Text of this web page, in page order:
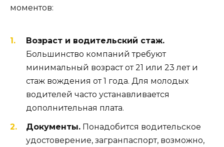
моментов:
Возраст и водительский стаж.
Большинство компаний требуют
минимальный возраст от 21 или 23 лет и
стаж вождения от 1 года. Для молодых
водителей часто устанавливается
дополнительная плата.
Документы. Понадобится водительское
удостоверение, загранпаспорт, возможно,